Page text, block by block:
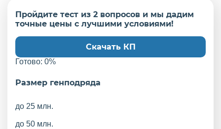
Пройдите тест из 2 вопросов и мы дадим
точные цены с лучшими условиями!
Скачать КП
Готово: 0%
Размер генподряда
до 25 млн.
до 50 млн.